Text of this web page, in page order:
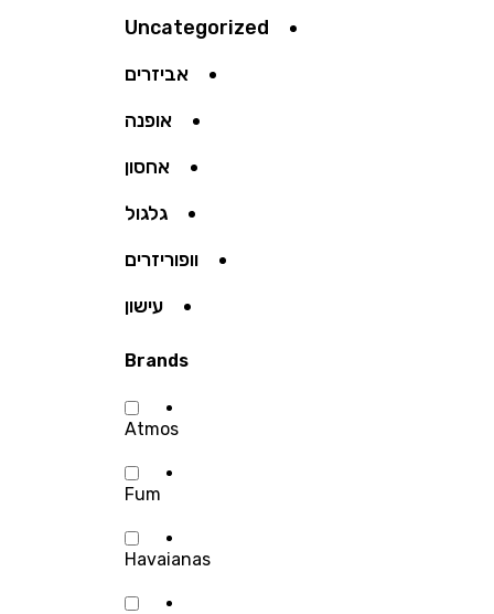
Uncategorized
אביזרים
אופנה
אחסון
גלגול
וופוריזרים
עישון
Brands
Atmos
Fum
Havaianas